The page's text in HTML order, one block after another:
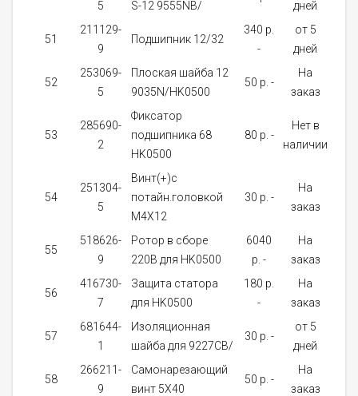
5 S-12 9555NB/ дней
51
211129-
9
Подшипник 12/32
340 p.
-
от 5
дней
52
253069-
5
Плоская шайба 12
9035N/HK0500
50 p. -
На
заказ
53
285690-
2
Фиксатор
подшипника 68
HK0500
80 p. -
Нет в
наличии
54
251304-
5
Винт(+)с
потайн.головкой
M4X12
30 p. -
На
заказ
55
518626-
9
Pотор в сбope
220В для HK0500
6040
p. -
На
заказ
56
416730-
7
Защита статора
для HK0500
180 p.
-
На
заказ
57
681644-
1
Изоляционная
шайба для 9227CB/
30 p. -
от 5
дней
58
266211-
9
Самонарезающий
винт 5X40
50 p. -
На
заказ